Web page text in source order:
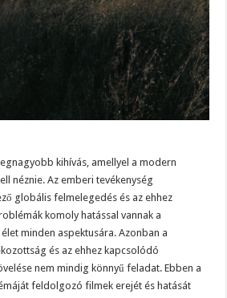
kihívás, amellyel a modern
néznie. Az emberi tevékenység
globális felmelegedés és az ehhez
komoly hatással vannak a
minden aspektusára. Azonban a
és az ehhez kapcsolódó
nem mindig könnyű feladat. Ebben a
feldolgozó filmek erejét és hatását